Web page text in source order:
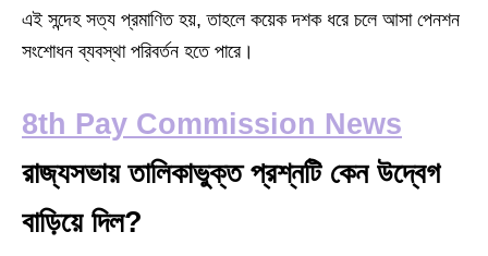
এই সন্দেহ সত্য প্রমাণিত হয়, তাহলে কয়েক দশক ধরে চলে আসা পেনশন
সংশোধন ব্যবস্থা পরিবর্তন হতে পারে।
8th Pay Commission News
রাজ্যসভায় তালিকাভুক্ত প্রশ্নটি কেন উদ্বেগ
বাড়িয়ে দিল?